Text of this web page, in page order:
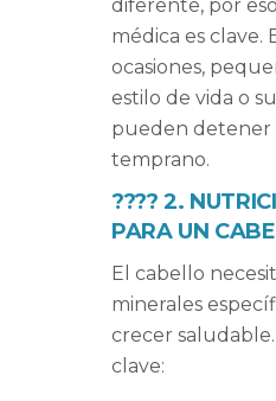
diferente, por
médica es clave.
ocasiones,
estilo de vida o
pueden detener
temprano.
????2.
PARA UN
El cabello
minerales
crecer
clave: